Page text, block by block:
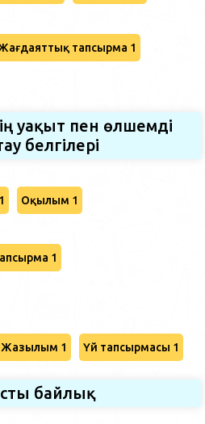
тапсырма 1
уақыт пен өлшемді
белгілері
Оқылым 1
1
Жазылым 1 Үй тапсырмасы 1
байлық